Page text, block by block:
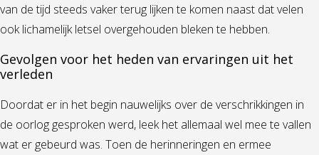
van de tijd steeds vaker terug lijken te komen naast dat velen
ook lichamelijk letsel overgehouden bleken te hebben.
Gevolgen voor het heden van ervaringen uit het
verleden
Doordat er in het begin nauwelijks over de verschrikkingen in
de oorlog gesproken werd, leek het allemaal wel mee te vallen
wat er gebeurd was. Toen de herinneringen en ermee